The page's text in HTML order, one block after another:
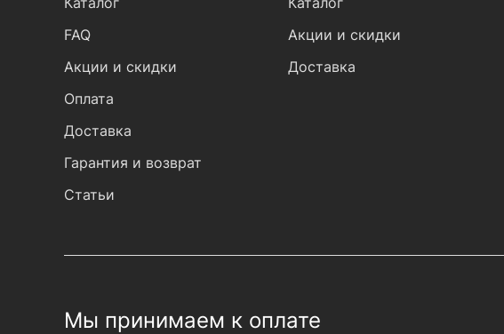
FAQ
Акции и скидки
Оплата
Доставка
Гарантия и возврат
Статьи
Акции и скидки
Доставка
Мы принимаем к оплате